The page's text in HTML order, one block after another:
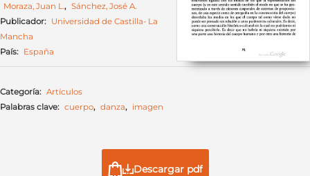
Moraza, Juan L. , Sánchez, José A.
Publicador: Universidad de Castilla- La
Mancha
País: España
Categoría: Artículos
Palabras clave: cuerpo, danza, imagen
Descargar pdf